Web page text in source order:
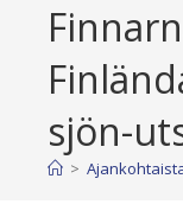
sjön-
>